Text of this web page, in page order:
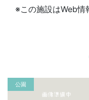
※この施設はWeb情
公園